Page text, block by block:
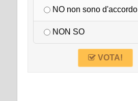
NO non sono d'accordo
NON SO
VOTA!